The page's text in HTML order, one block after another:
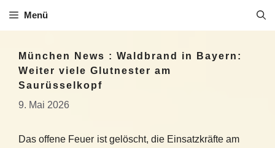
Inhalt
Menü
München News : Waldbrand in Bayern:
Weiter viele Glutnester am
Saurüsselkopf
9. Mai 2026
Das offene Feuer ist gelöscht, die Einsatzkräfte am